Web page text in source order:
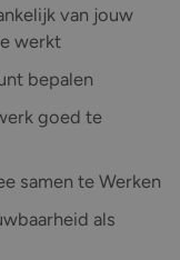
van jouw
werkt
bepalen
goed te
samen te Werken
als